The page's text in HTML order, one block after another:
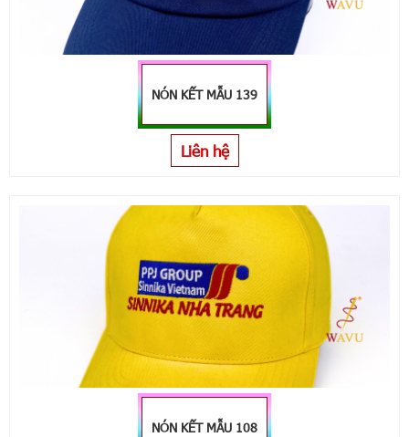
NÓN KẾT MẪU 139
Liên hệ
NÓN KẾT MẪU 108